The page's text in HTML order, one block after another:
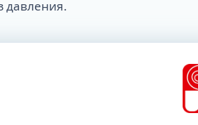
давления.